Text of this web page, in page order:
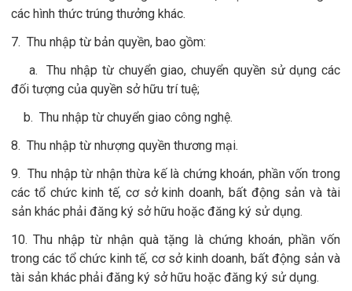
các hình thức trúng thưởng khác.
7. Thu nhập từ bản quyền, bao gồm:
a. Thu nhập từ chuyển giao, chuyển quyền sử dụng các
đối tượng của quyền sở hữu trí tuệ;
b. Thu nhập từ chuyển giao công nghệ.
8. Thu nhập từ nhượng quyền thương mại.
9. Thu nhập từ nhận thừa kế là chứng khoán, phần vốn trong
các tổ chức kinh tế, cơ sở kinh doanh, bất động sản và tài
sản khác phải đăng ký sở hữu hoặc đăng ký sử dụng.
10. Thu nhập từ nhận quà tặng là chứng khoán, phần vốn
trong các tổ chức kinh tế, cơ sở kinh doanh, bất động sản và
tài sản khác phải đăng ký sở hữu hoặc đăng ký sử dụng.